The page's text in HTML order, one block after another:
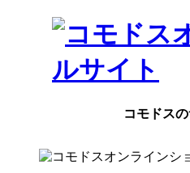
コモドス